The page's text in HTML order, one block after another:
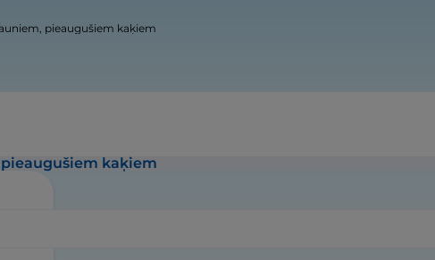
pieaugušiem kaķiem
pieaugušiem kaķiem